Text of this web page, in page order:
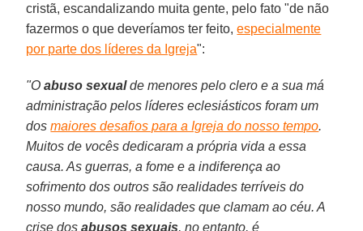
cristã, escandalizando muita gente, pelo fato "de não
fazermos o que deveríamos ter feito,especialmente
por parte dos líderes da Igreja":
"Oabuso sexualde menores pelo clero e a sua má
administração pelos líderes eclesiásticos foram um
dosmaiores desafios para a Igreja do nosso tempo.
Muitos de vocês dedicaram a própria vida a essa
causa. As guerras, a fome e a indiferença ao
sofrimento dos outros são realidades terríveis do
nosso mundo, são realidades que clamam ao céu. A
crise dosabusos sexuais, no entanto, é